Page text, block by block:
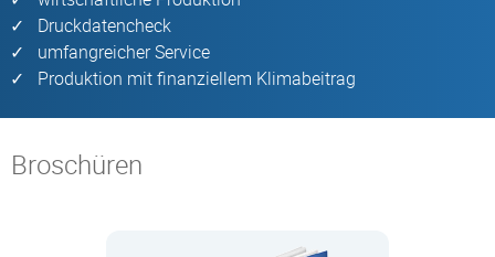
Druckdatencheck
umfangreicher Service
Produktion mit finanziellem Klimabeitrag
Broschüren